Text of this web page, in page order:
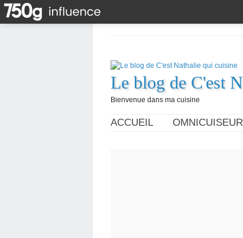
Le blog de C'est
Bienvenue dans ma cuisine
ACCUEIL